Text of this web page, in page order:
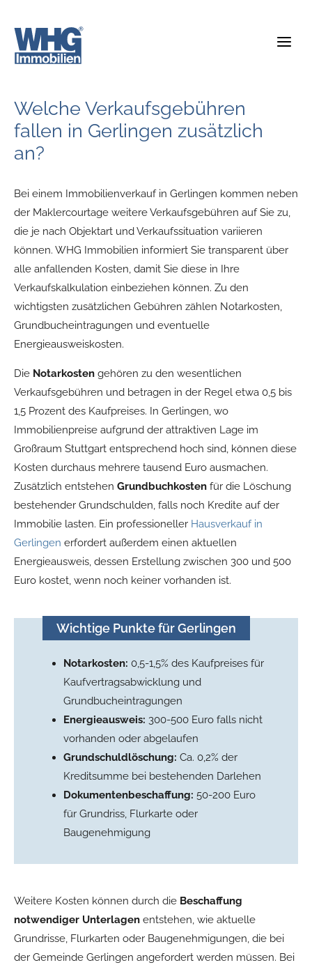
Inhalt
springen
Welche Verkaufsgebühren
fallen in Gerlingen zusätzlich
an?
Bei einem Immobilienverkauf in Gerlingen kommen neben
der Maklercourtage weitere Verkaufsgebühren auf Sie zu,
die je nach Objektart und Verkaufssituation variieren
können. WHG Immobilien informiert Sie transparent über
alle anfallenden Kosten, damit Sie diese in Ihre
Verkaufskalkulation einbeziehen können. Zu den
wichtigsten zusätzlichen Gebühren zählen Notarkosten,
Grundbucheintragungen und eventuelle
Energieausweiskosten.
Die Notarkosten gehören zu den wesentlichen
Verkaufsgebühren und betragen in der Regel etwa 0,5 bis
1,5 Prozent des Kaufpreises. In Gerlingen, wo
Immobilienpreise aufgrund der attraktiven Lage im
Großraum Stuttgart entsprechend hoch sind, können diese
Kosten durchaus mehrere tausend Euro ausmachen.
Zusätzlich entstehen Grundbuchkosten für die Löschung
bestehender Grundschulden, falls noch Kredite auf der
Immobilie lasten. Ein professioneller Hausverkauf in
Gerlingen erfordert außerdem einen aktuellen
Energieausweis, dessen Erstellung zwischen 300 und 500
Euro kostet, wenn noch keiner vorhanden ist.
Wichtige Punkte für Gerlingen
Notarkosten: 0,5-1,5% des Kaufpreises für
Kaufvertragsabwicklung und
Grundbucheintragungen
Energieausweis: 300-500 Euro falls nicht
vorhanden oder abgelaufen
Grundschuldlöschung: Ca. 0,2% der
Kreditsumme bei bestehenden Darlehen
Dokumentenbeschaffung: 50-200 Euro
für Grundriss, Flurkarte oder
Baugenehmigung
Weitere Kosten können durch die Beschaffung
notwendiger Unterlagen entstehen, wie aktuelle
Grundrisse, Flurkarten oder Baugenehmigungen, die bei
der Gemeinde Gerlingen angefordert werden müssen. Bei